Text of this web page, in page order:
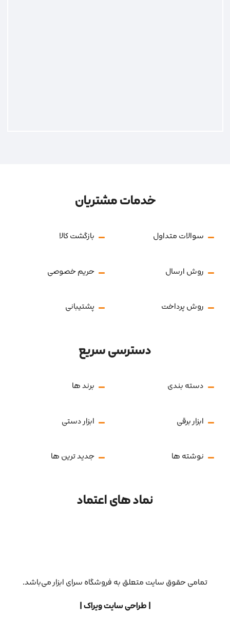
خدمات مشتریان
سوالات متداول بازگشت کالا
روش ارسال حریم خصوصی
روش پرداخت پشتیبانی
دسترسی سریع
دسته بندی برند ها
ابزار برقی ابزار دستی
نوشته ها جدید ترین ها
نماد های اعتماد
تمامی حقوق سایت متعلق به فروشگاه سرای ابزار می‌باشد.
| طراحی سایت ویراک |